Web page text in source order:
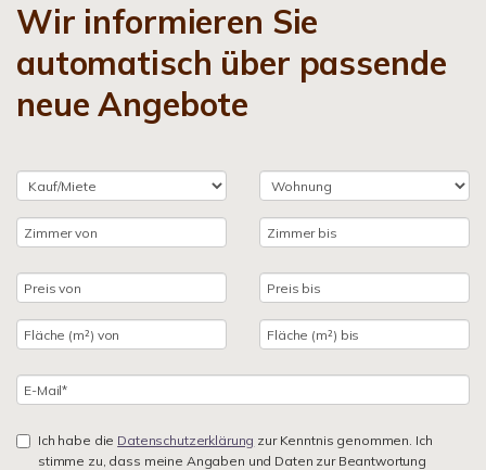
Wir informieren Sie
automatisch über passende
neue Angebote
Ich habe die Datenschutzerklärung zur Kenntnis genommen. Ich
stimme zu, dass meine Angaben und Daten zur Beantwortung